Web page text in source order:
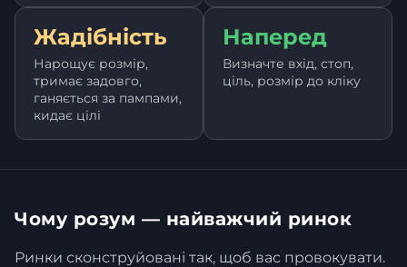
Жадібність
Нарощує розмір,
тримає задовго,
ганяється за пампами,
кидає цілі
Наперед
Визначте вхід, стоп,
ціль, розмір до кліку
Чому розум — найважчий ринок
Ринки сконструйовані так, щоб вас провокувати.